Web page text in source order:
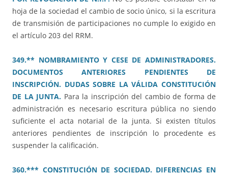
hoja de la sociedad el cambio de socio único, si la escritura
de transmisión de participaciones no cumple lo exigido en
el artículo 203 del RRM.
349.** NOMBRAMIENTO Y CESE DE ADMINISTRADORES.
DOCUMENTOS ANTERIORES PENDIENTES DE
INSCRIPCIÓN. DUDAS SOBRE LA VÁLIDA CONSTITUCIÓN
DE LA JUNTA. Para la inscripción del cambio de forma de
administración es necesario escritura pública no siendo
suficiente el acta notarial de la junta. Si existen títulos
anteriores pendientes de inscripción lo procedente es
suspender la calificación.
360.*** CONSTITUCIÓN DE SOCIEDAD. DIFERENCIAS EN